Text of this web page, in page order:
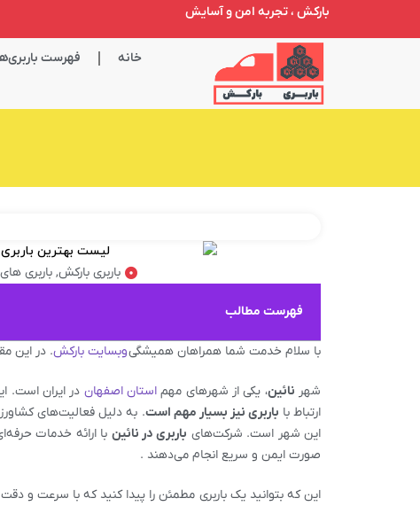
بارکش ، تجربه امن و آسایش
خانه فهرست
باربری بارکش,باربری
فهرست مطالب
با سلام خدمت شما همراهان همیشگیوبسایت بارکش. در این
شهر نائین، یکی از شهرهای مهم استان اصفهان در ایران است.
ارتباط با باربری نیز بسیار مهم است. به دلیل فعالیت‌های
این شهر است. شرکت‌های باربری در نائین با ارائه خدمات
صورت ایمن و سریع انجام می‌دهند .
این که بتوانید یک باربری مطمئن را پیدا کنید که با سرعت و دقت